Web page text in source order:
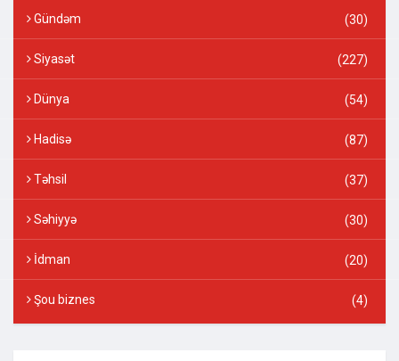
Gündəm (30)
Siyasət (227)
Dünya (54)
Hadisə (87)
Təhsil (37)
Səhiyyə (30)
İdman (20)
Şou biznes (4)